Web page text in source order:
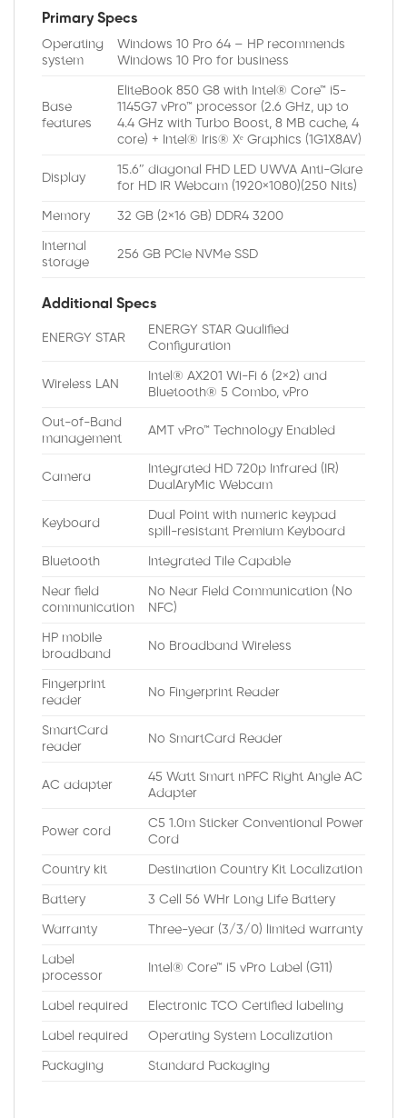
Primary Specs
Operating
system
Windows 10 Pro 64 – HP recommends
Windows 10 Pro for business
Base
features
EliteBook 850 G8 with Intel® Core™ i5-
1145G7 vPro™ processor (2.6 GHz, up to
4.4 GHz with Turbo Boost, 8 MB cache, 4
core) + Intel® Iris® Xᵉ Graphics (1G1X8AV)
Display
15.6″ diagonal FHD LED UWVA Anti-Glare
for HD IR Webcam (1920×1080)(250 Nits)
Memory 32 GB (2×16 GB) DDR4 3200
Internal
storage
256 GB PCIe NVMe SSD
Additional Specs
ENERGY STAR
ENERGY STAR Qualified
Configuration
Wireless LAN
Intel® AX201 Wi-Fi 6 (2×2) and
Bluetooth® 5 Combo, vPro
Out-of-Band
management
AMT vPro™ Technology Enabled
Camera
Integrated HD 720p Infrared (IR)
DualAryMic Webcam
Keyboard
Dual Point with numeric keypad
spill-resistant Premium Keyboard
Bluetooth Integrated Tile Capable
Near field
communication
No Near Field Communication (No
NFC)
HP mobile
broadband
No Broadband Wireless
Fingerprint
reader
No Fingerprint Reader
SmartCard
reader
No SmartCard Reader
AC adapter
45 Watt Smart nPFC Right Angle AC
Adapter
Power cord
C5 1.0m Sticker Conventional Power
Cord
Country kit Destination Country Kit Localization
Battery 3 Cell 56 WHr Long Life Battery
Warranty Three-year (3/3/0) limited warranty
Label
processor
Intel® Core™ i5 vPro Label (G11)
Label required Electronic TCO Certified labeling
Label required Operating System Localization
Packaging Standard Packaging